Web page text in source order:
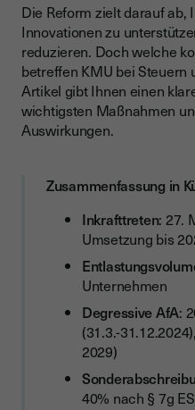
Wohngebäude: 5%
Sonderabschreibung § 7g
Wer profitiert?
Praxisbeispiel
Verlustvortrag: 70% statt
Bemessungsgrundlage
Vereinfachungen für
Buchführungspflicht:
Ist-Besteuerung und
Zusammenhang mit E-
Nutzen Sie die Chancen
Die Reform zielt darauf ab,
Innovationen zu
reduzieren. Doch welche
betreffen KMU bei Steuern
Artikel gibt Ihnen einen
wichtigsten Maßnahmen
Auswirkungen.
Zusammenfassung in
Inkrafttreten: 27.
Umsetzung bis
Unternehmen
Degressive AfA:
(31.3.-
2029)
40% nach § 7g